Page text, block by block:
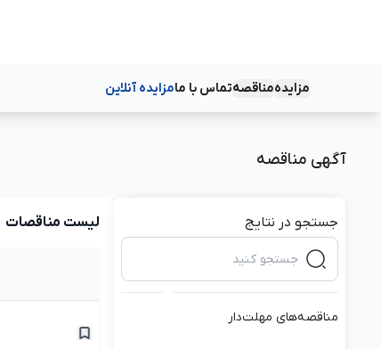
مزایدهمناقصهتماس با مامزایده آنلاین
آگهی مناقصه
جستجو در نتایج
مناقصه‌های مهلت‌دار
لیست مناقصات